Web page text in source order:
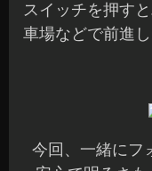
スイッチを押す
車場などで前進
今回、一緒にフ